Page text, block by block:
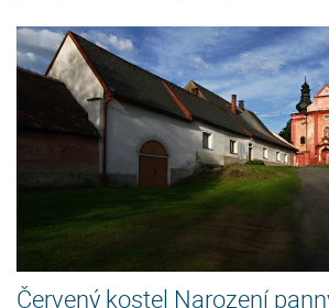
Červený kostel Narození